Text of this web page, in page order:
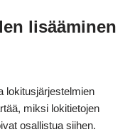
lisääminen
lokitusjärjestelmien
miksi lokitietojen
osallistua siihen.